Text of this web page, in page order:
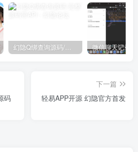
幻隐Q绑查询源码/完整源码带API
码
下一篇
轻易APP开源 幻隐官方首发